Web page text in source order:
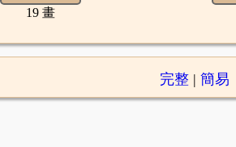
19 畫
完整| 簡易